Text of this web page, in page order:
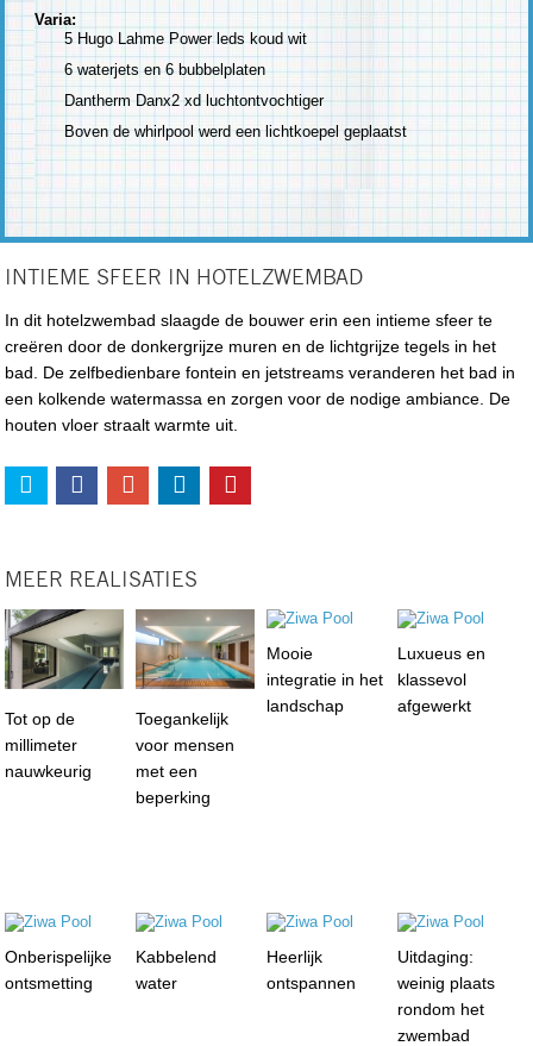
Varia:
5 Hugo Lahme Power leds koud wit
6 waterjets en 6 bubbelplaten
Dantherm Danx2 xd luchtontvochtiger
Boven de whirlpool werd een lichtkoepel geplaatst
INTIEME SFEER IN HOTELZWEMBAD
In dit hotelzwembad slaagde de bouwer erin een intieme sfeer te
creëren door de donkergrijze muren en de lichtgrijze tegels in het
bad. De zelfbedienbare fontein en jetstreams veranderen het bad in
een kolkende watermassa en zorgen voor de nodige ambiance. De
houten vloer straalt warmte uit.
MEER REALISATIES
Tot op de
millimeter
nauwkeurig
Toegankelijk
voor mensen
met een
beperking
Mooie
integratie in het
landschap
Luxueus en
klassevol
afgewerkt
Onberispelijke
ontsmetting
Kabbelend
water
Heerlijk
ontspannen
Uitdaging:
weinig plaats
rondom het
zwembad